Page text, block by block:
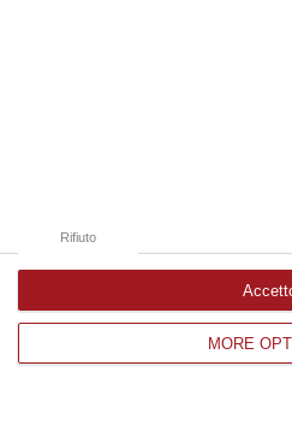
MORE
Rifiuto
Corriere delle Calabria è una